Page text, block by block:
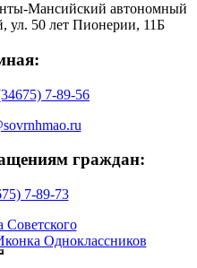
Мансийский автономный
ул. 50 лет Пионерии, 11Б
7-89-56
граждан:
7-89-73